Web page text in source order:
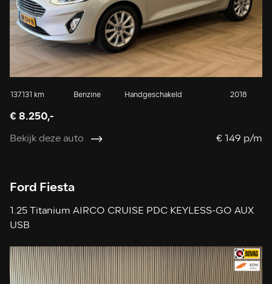
137.131 km Benzine Handgeschakeld 2018
€ 8.250,-
Bekijk deze auto € 149 p/m
Ford Fiesta
1.25 Titanium AIRCO CRUISE PDC KEYLESS-GO AUX
USB